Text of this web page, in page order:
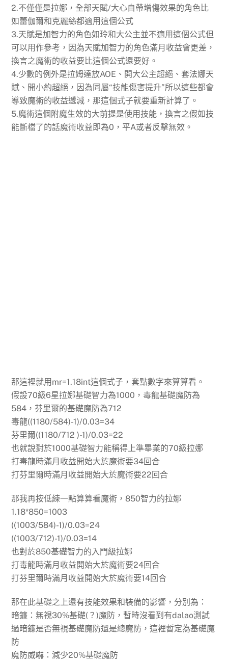
2.不僅僅是拉娜，全部天賦/大心自帶增傷效果的角色比
如蕾伽爾和克麗絲都適用這個公式
3.天賦是加智力的角色如玲和大公主並不適用這個公式但
可以用作參考，因為天賦加智力的角色滿月收益會更差，
換言之魔術的收益要比這個公式還要好。
4.少數的例外是拉姆達放AOE、開大公主超絕、套法娜天
賦、開小約超絕，因為同屬“技能傷害提升”所以這些都會
導致魔術的收益遞減，那這個式子就要重新計算了。
5.魔術這個附魔生效的大前提是使用技能，換言之假如技
能斷檔了的話魔術收益即為0，平A或者反擊無效。
那這裡就用mr=1.18int這個式子，套點數字來算算看。
假設70級6星拉娜基礎智力為1000，毒龍基礎魔防為
584，芬里爾的基礎魔防為712
毒龍((1180/584)-1)/0.03=34
芬里爾((1180/712 )-1)/0.03=22
也就說對於1000基礎智力能稱得上準畢業的70級拉娜
打毒龍時滿月收益開始大於魔術要34回合
打芬里爾時滿月收益開始大於魔術要22回合
那我再按低練一點算算看魔術，850智力的拉娜
1.18*850=1003
((1003/584)-1)/0.03=24
((1003/712)-1)/0.03=14
也對於850基礎智力的入門級拉娜
打毒龍時滿月收益開始大於魔術要24回合
打芬里爾時滿月收益開始大於魔術要14回合
那在此基礎之上還有技能效果和裝備的影響，分別為：
暗鐮：無視30%基礎(？)魔防，暫時沒看到有dalao測試
過暗鐮是否無視基礎魔防還是總魔防，這裡暫定為基礎魔
防
魔防威嚇：減少20%基礎魔防